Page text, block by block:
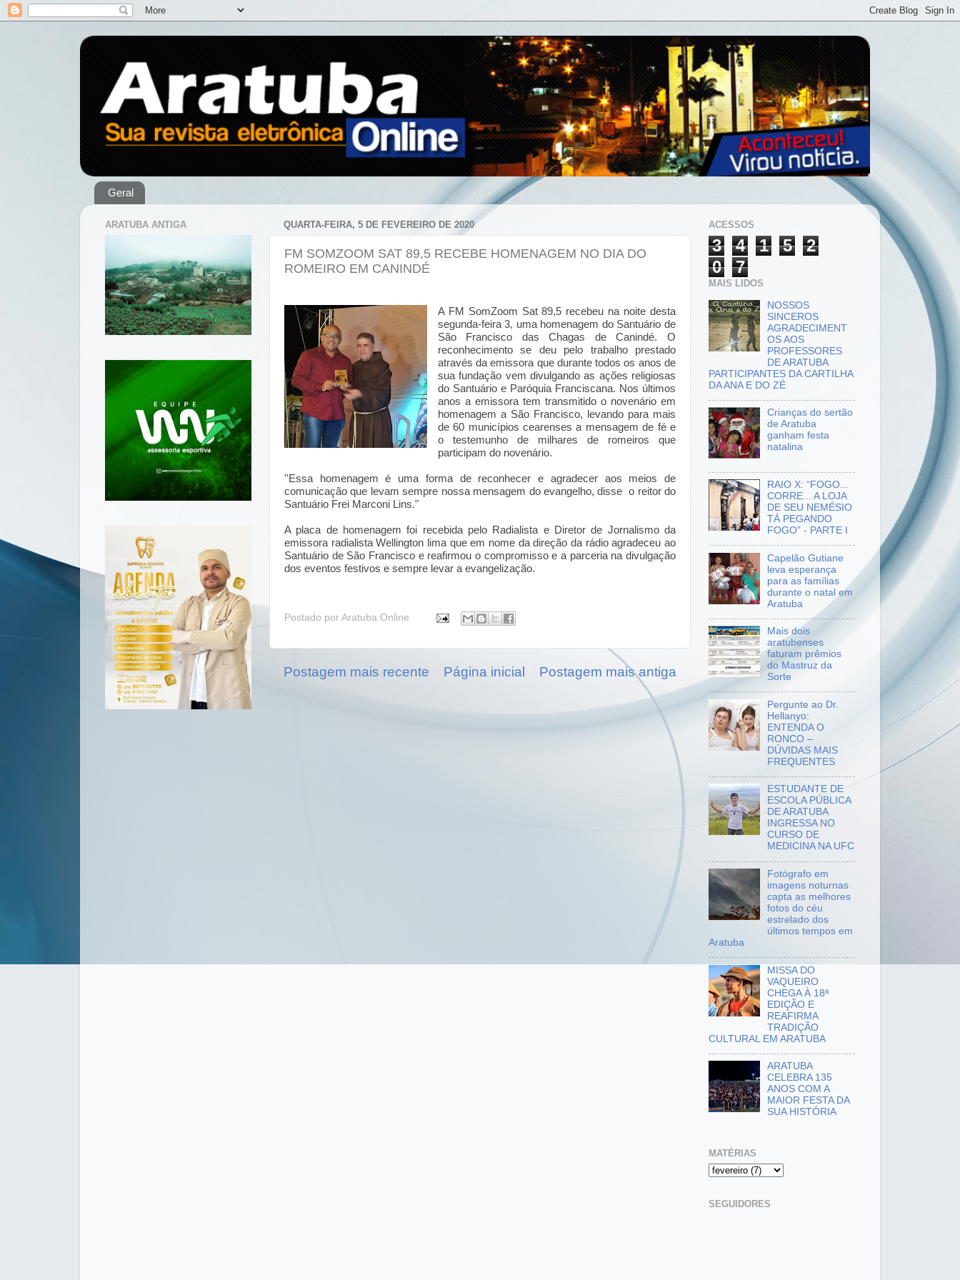
Geral
QUARTA-FEIRA, 5 DE FEVEREIRO DE 2020
FM SOMZOOM SAT 89,5 RECEBE HOMENAGEM NO DIA DO
ROMEIRO EM CANINDÉ
A FM SomZoom Sat 89,5 recebeu na noite desta
segunda-feira 3, uma homenagem do Santuário de
São Francisco das Chagas de Canindé. O
reconhecimento se deu pelo trabalho prestado
através da emissora que durante todos os anos de
sua fundação vem divulgando as ações religiosas
do Santuário e Paróquia Franciscana. Nos últimos
anos a emissora tem transmitido o novenário em
homenagem a São Francisco, levando para mais
de 60 municípios cearenses a mensagem de fé e
o testemunho de milhares de romeiros que
participam do novenário.
''Essa homenagem é uma forma de reconhecer e agradecer aos meios de
comunicação que levam sempre nossa mensagem do evangelho, disse o reitor do
Santuário Frei Marconi Lins."
A placa de homenagem foi recebida pelo Radialista e Diretor de Jornalismo da
emissora radialista Wellington lima que em nome da direção da rádio agradeceu ao
Santuário de São Francisco e reafirmou o compromisso e a parceria na divulgação
dos eventos festivos e sempre levar a evangelização.
Postado por Aratuba Online
Postagem mais recente Postagem mais antiga
Página inicial
ARATUBA ANTIGA ACESSOS
3 4 1 5
2
0
7
MAIS LIDOS
NOSSOS
SINCEROS
AGRADECIMENT
OS AOS
PROFESSORES
DE ARATUBA
PARTICIPANTES DA CARTILHA
DA ANA E DO ZÉ
Crianças do sertão
de Aratuba
ganham festa
natalina
RAIO X: “FOGO...
CORRE... A LOJA
DE SEU NEMÉSIO
TÁ PEGANDO
FOGO” - PARTE I
Capelão Gutiane
leva esperança
para as famílias
durante o natal em
Aratuba
Mais dois
aratubenses
faturam prêmios
do Mastruz da
Sorte
Pergunte ao Dr.
Hellanyo:
ENTENDA O
RONCO –
DÚVIDAS MAIS
FREQUENTES
ESTUDANTE DE
ESCOLA PÚBLICA
DE ARATUBA
INGRESSA NO
CURSO DE
MEDICINA NA UFC
Fotógrafo em
imagens noturnas
capta as melhores
fotos do céu
estrelado dos
últimos tempos em
Aratuba
MISSA DO
VAQUEIRO
CHEGA À 18ª
EDIÇÃO E
REAFIRMA
TRADIÇÃO
CULTURAL EM ARATUBA
ARATUBA
CELEBRA 135
ANOS COM A
MAIOR FESTA DA
SUA HISTÓRIA
MATÉRIAS
SEGUIDORES